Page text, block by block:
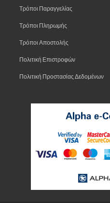
Τρόποι Παραγγελίας
Τρόποι Πληρωμής
Τρόποι Αποστολής
Πολιτική Επιστροφών
Πολιτική Προστασίας Δεδομένων